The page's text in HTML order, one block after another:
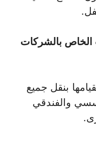
الخاص بالشركات
بنقل جميع
والفندقي